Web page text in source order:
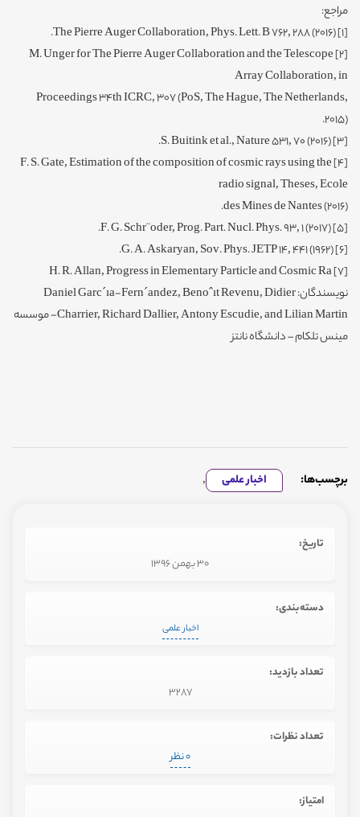
مراجع:
[1] The Pierre Auger Collaboration, Phys. Lett. B 762, 288 (2016).
[2] M. Unger for The Pierre Auger Collaboration and the Telescope
Array Collaboration, in
Proceedings 34th ICRC, 307 (PoS, The Hague, The Netherlands,
2015).
[3] S. Buitink et al., Nature 531, 70 (2016).
[4] F. S. Gate, Estimation of the composition of cosmic rays using the
radio signal, Theses, Ecole
des Mines de Nantes (2016).
[5] F. G. Schr¨oder, Prog. Part. Nucl. Phys. 93, 1 (2017).
[6] G. A. Askaryan, Sov. Phys. JETP 14, 441 (1962).
[7] H. R. Allan, Progress in Elementary Particle and Cosmic Ra
نویسندگان: Daniel Garc´ıa-Fern´andez, Benoˆıt Revenu, Didier
Charrier, Richard Dallier, Antony Escudie, and Lilian Martin- موسسه
مینس تلکام – دانشگاه نانتز
برچسب‌ها: اخبار علمی ,
تاریخ:
30 بهمن 1396
دسته‌بندی:
اخبار علمی
تعداد بازدید:
3287
تعداد نظرات:
0 نظر
امتیاز: